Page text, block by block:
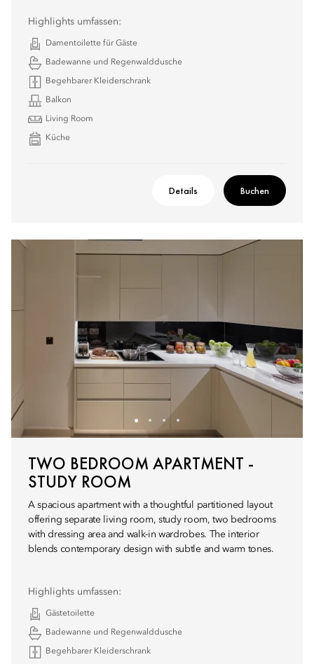
Highlights umfassen:
Damentoilette für Gäste
Badewanne und Regenwalddusche
Begehbarer Kleiderschrank
Balkon
Living Room
Küche
Details Buchen
TWO BEDROOM APARTMENT -
STUDY ROOM
A spacious apartment with a thoughtful partitioned layout
offering separate living room, study room, two bedrooms
with dressing area and walk-in wardrobes. The interior
blends contemporary design with subtle and warm tones.
Highlights umfassen:
Gästetoilette
Badewanne und Regenwalddusche
Begehbarer Kleiderschrank